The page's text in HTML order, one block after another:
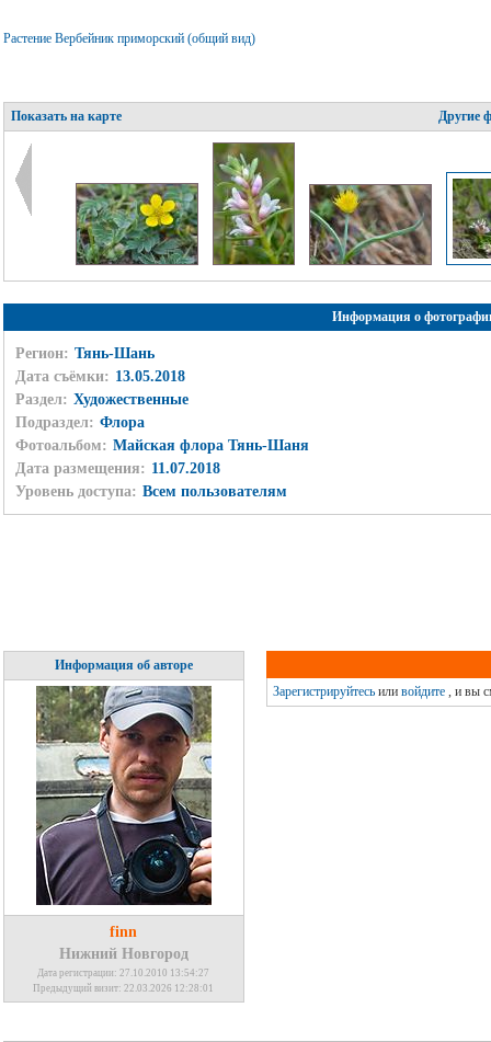
Растение Вербейник приморский (общий вид)
Показать на карте Другие
Информация о
Регион: Тянь-Шань
Дата съёмки: 13.05.2018
Раздел: Художественные
Подраздел: Флора
Фотоальбом: Майская флора Тянь-Шаня
Дата размещения: 11.07.2018
Уровень доступа: Всем пользователям
Информация об авторе
finn
Нижний Новгород
Дата регистрации: 27.10.2010 13:54:27
Предыдущий визит: 22.03.2026 12:28:01
Зарегистрируйтесьили войдите, и вы